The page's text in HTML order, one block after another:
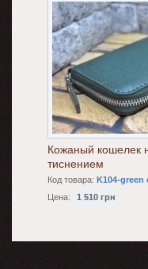
Кожаный кошелек
тиснением
Код товара: K104-green
Цена:
1 510 грн